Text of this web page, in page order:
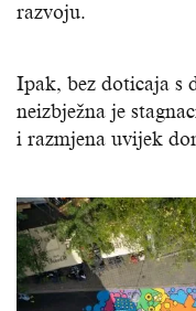
razvoju.
Ipak, bez doticaja s
neizbježna je
i razmjena uvijek